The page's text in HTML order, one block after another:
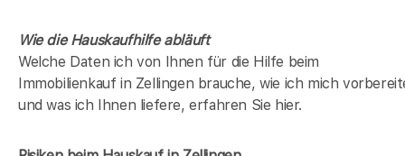
Wie die Hauskaufhilfe abläuft
Welche Daten ich von Ihnen für die Hilfe beim
Immobilienkauf in Zellingen brauche, wie ich mich
und was ich Ihnen liefere, erfahren Sie hier.